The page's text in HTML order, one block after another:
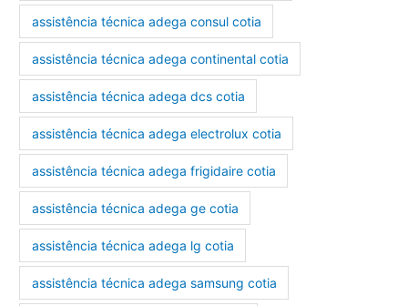
assistência técnica adega consul cotia
assistência técnica adega continental cotia
assistência técnica adega dcs cotia
assistência técnica adega electrolux cotia
assistência técnica adega frigidaire cotia
assistência técnica adega ge cotia
assistência técnica adega lg cotia
assistência técnica adega samsung cotia